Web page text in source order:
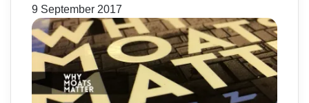
9 September 2017